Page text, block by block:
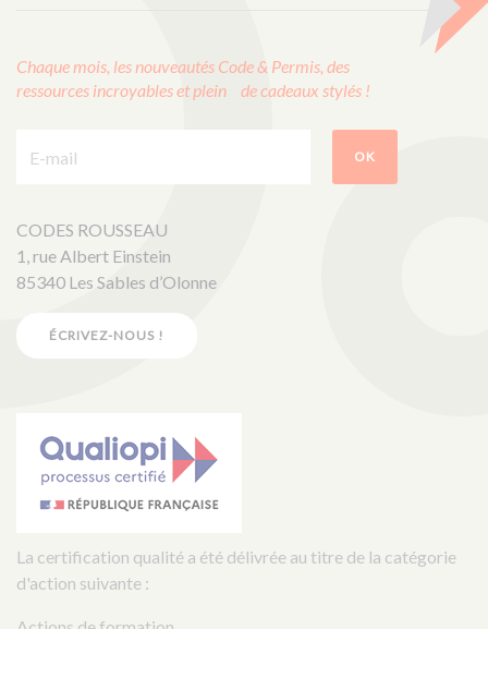
Chaque mois, les nouveautés Code & Permis, des
ressources incroyables et plein de cadeaux stylés !
OK
CODES ROUSSEAU
1, rue Albert Einstein
85340 Les Sables d’Olonne
ÉCRIVEZ-NOUS !
La certification qualité a été délivrée au titre de la catégorie
d'action suivante :
Actions de formation